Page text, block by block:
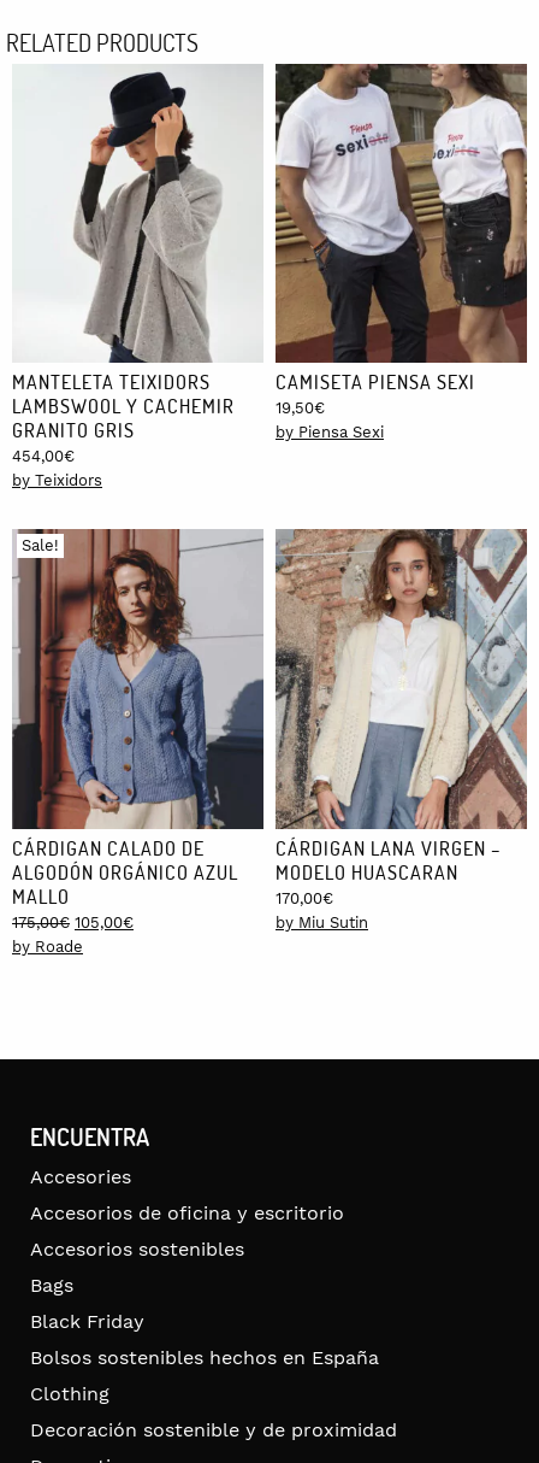
RELATED PRODUCTS
MANTELETA TEIXIDORS
LAMBSWOOL Y CACHEMIR
GRANITO GRIS
454,00€
by Teixidors
CAMISETA PIENSA SEXI
19,50€
by Piensa Sexi
Sale!
CÁRDIGAN CALADO DE
ALGODÓN ORGÁNICO AZUL
MALLO
175,00€ Original
price
105,00€Current
by Roade
CÁRDIGAN LANA VIRGEN –
MODELO HUASCARAN
170,00€
by Miu Sutin
ENCUENTRA
Accesories
Accesorios de oficina y escritorio
Accesorios sostenibles
Bags
Black Friday
Bolsos sostenibles hechos en España
Clothing
Decoración sostenible y de proximidad